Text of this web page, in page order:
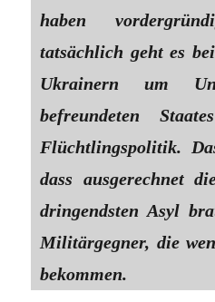
haben
tatsächlich geht es
Ukrainern um
befreundeten
Flüchtlingspolitik.
dass ausgerechnet
dringendsten Asyl
Militärgegner, die
bekommen.